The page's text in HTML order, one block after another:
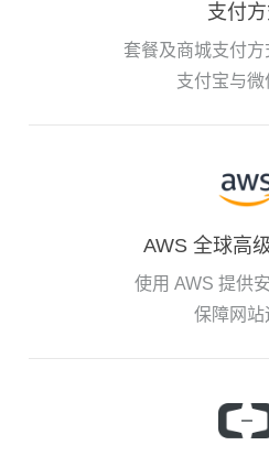
支付
套餐及商城支付
支付宝与微
AWS 全球高
使用 AWS 提供
保障网站